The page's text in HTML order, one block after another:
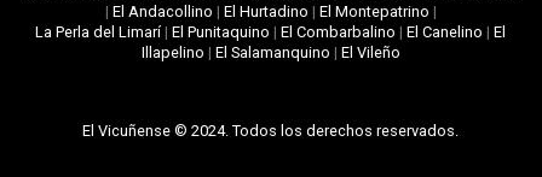
| El Andacollino | El Hurtadino | El Montepatrino |
La Perla del Limarí|El Punitaquino |El Combarbalino |El Canelino |El
Illapelino | El Salamanquino | El Vileño
El Vicuñense © 2024. Todos los derechos reservados.